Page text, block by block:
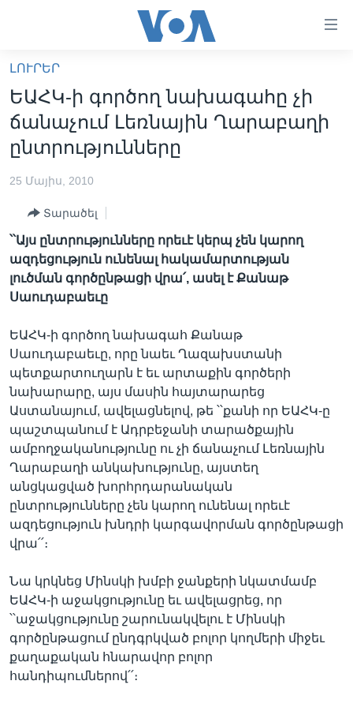
հիմնական
բովանդակությանը
անցնել
հիմնական
բովանդակությանը
բովանդակություն
ԼՈՒՐԵՐ
ՍՓՅՈՒՌՔ
IN ENGLISH
ՄԵՐ ՄԱՍԻՆ
«ԱՄԵՐԻԿԱՅԻ ՁԱՅՆ»-Ի ԿԱՆՈՆԱԴՐՈՒԹՅՈՒՆ
ՈՒԿՐԱԻՆԱԿԱՆ ՊԱՏԵՐԱԶՄ
Learning English
ՀԵՏԵՒԵՔ ՄԵԶ
Լեզուներ
ԼՈՒՐԵՐ
ԵԱՀԿ-ի գործող նախագահը չի
ճանաչում Լեռնային Ղարաբաղի
ընտրությունները
25 Մայիս, 2010
Տարածել
՝՝Այս ընտրությունները որեւէ կերպ չեն կարող
ազդեցություն ունենալ հակամարտության
լուծման գործընթացի վրա՛, ասել է Քանաթ
Սաուդաբաեւը
ԵԱՀԿ-ի գործող նախագահ Քանաթ
Սաուդաբաեւը, որը նաեւ Ղազախստանի
պետքարտուղարն է եւ արտաքին գործերի
նախարարը, այս մասին հայտարարեց
Աստանայում, ավելացնելով, թե ՝՝քանի որ ԵԱՀԿ-ը
պաշտպանում է Ադրբեջանի տարածքային
ամբողջականությունը ու չի ճանաչում Լեռնային
Ղարաբաղի անկախությունը, այստեղ
անցկացված խորհրդարանական
ընտրությունները չեն կարող ունենալ որեւէ
ազդեցություն խնդրի կարգավորման գործընթացի
վրա՛՛։
Նա կրկնեց Մինսկի խմբի ջանքերի նկատմամբ
ԵԱՀԿ-ի աջակցությունը եւ ավելացրեց, որ
՝՝աջակցությունը շարունակվելու է Մինսկի
գործընթացում ընդգրկված բոլոր կողմերի միջեւ
քաղաքական հնարավոր բոլոր
հանդիպումներով՛՛։